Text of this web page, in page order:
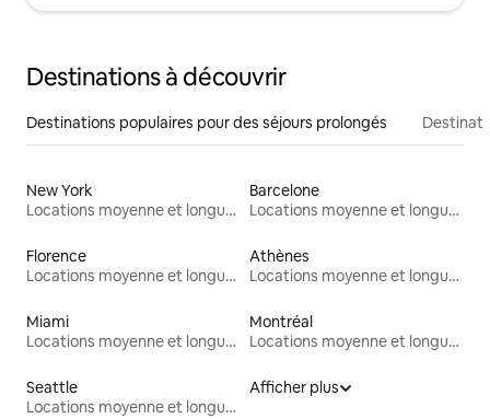
Destinations à découvrir
Destinations populaires pour des séjours prolongés
New York
Locations moyenne et longue durée
Barcelone
Locations moyenne et longue durée
Florence
Locations moyenne et longue durée
Athènes
Locations moyenne et longue durée
Miami
Locations moyenne et longue durée
Montréal
Locations moyenne et longue durée
Seattle
Locations moyenne et longue durée
Afficher plus